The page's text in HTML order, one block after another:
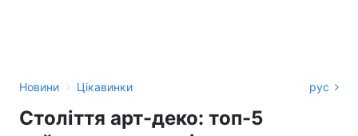
Новини › Цікавинки рус
Століття арт-деко: топ-5